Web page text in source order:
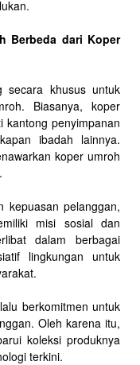
Berbeda dari Koper
secara khusus untuk
Biasanya, koper
kantong penyimpanan
ibadah lainnya.
koper umroh
kepuasan pelanggan,
misi sosial dan
dalam berbagai
lingkungan untuk
berkomitmen untuk
Oleh karena itu,
koleksi produknya
terkini.